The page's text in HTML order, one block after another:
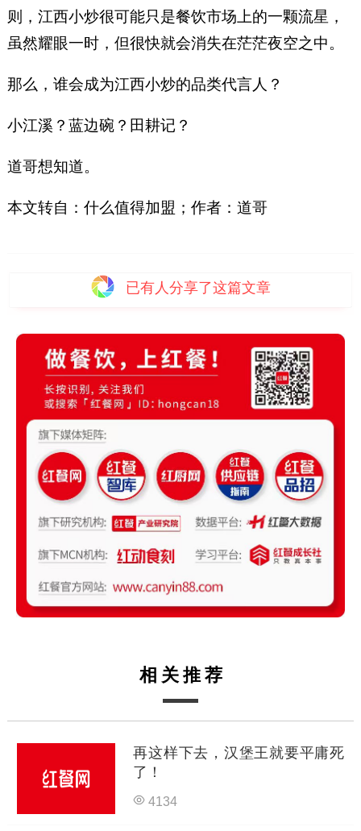
则，江西小炒很可能只是餐饮市场上的一颗流星，
虽然耀眼一时，但很快就会消失在茫茫夜空之中。
那么，谁会成为江西小炒的品类代言人？
小江溪？蓝边碗？田耕记？
道哥想知道。
本文转自：什么值得加盟；作者：道哥
已有人分享了这篇文章
相关推荐
再这样下去，汉堡王就要平庸死
了！
4134